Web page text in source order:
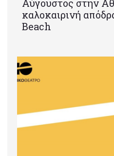
Αύγουστος στην
καλοκαιρινή
Beach